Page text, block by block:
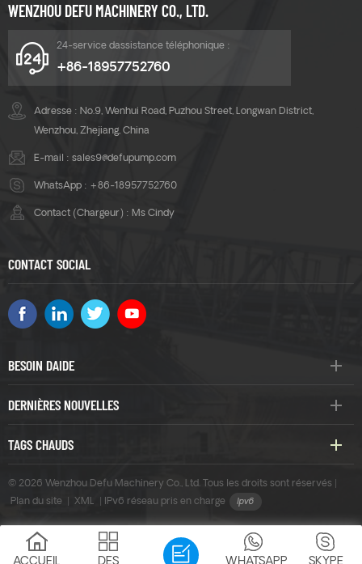
WENZHOU DEFU MACHINERY CO., LTD.
24-service dassistance téléphonique :
+86-18957752760
Adresse : No.9, Wenhui Road, Puzhou Street, Longwan District,
Wenzhou, Zhejiang, China
E-mail : sales9@defupump.com
WhatsApp : +86-18957752760
Contact (Chargeur) : Ms Cindy
CONTACT SOCIAL
BESOIN DAIDE
DERNIÈRES NOUVELLES
TAGS CHAUDS
© 2026 Wenzhou Defu Machinery Co., Ltd. Tous les droits sont réservés |
Plan du site
XML IPv6 réseau pris en charge